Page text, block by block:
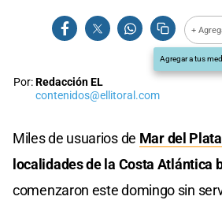
+
Agregar a tus
Por:Redacción EL
contenidos@ellitoral.com
Miles de usuarios de Mar del Plata
localidades de la Costa Atlántica
comenzaron este domingo sin